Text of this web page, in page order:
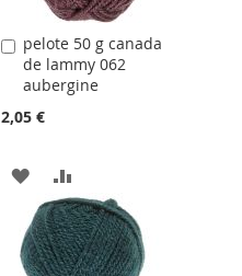
pelote 50 g canada
de lammy 062
aubergine
2,05 €
Ajouter
au
panier
AJOUTER
À
LA
AU
COMPARATEUR